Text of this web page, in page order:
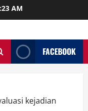
AM
FACEBOOK
kejadian